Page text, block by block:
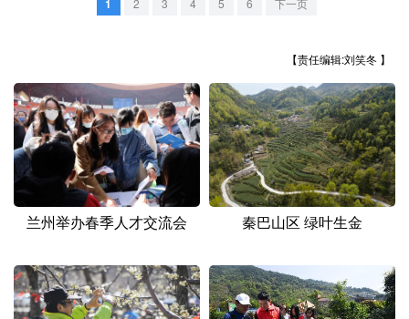
湖南
广东 广西 海南 重庆
四川 贵州 云南 西藏
陕西 甘肃 青海 宁夏
新疆 内蒙古 黑龙江
多语种频道
1 2 3 4 5 6 下一页
【责任编辑:刘笑冬 】
兰州举办春季人才交流会 秦巴山区 绿叶生金